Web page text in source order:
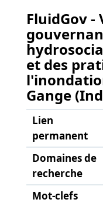
FluidGov -
et des
Gange
Lien
permanent
Domaines de
recherche
Mot-clefs